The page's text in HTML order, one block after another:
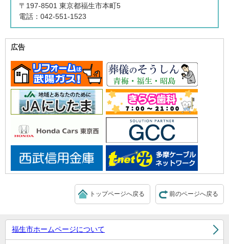
〒197-8501 東京都福生市本町5
電話：042-551-1523
広告
前のページへ戻る
トップページへ戻る
福生市ホームページについて